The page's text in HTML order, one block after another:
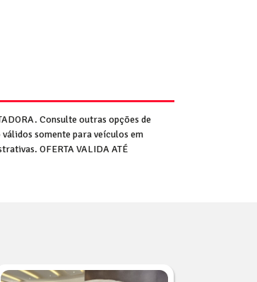
Consulte outras opções de
somente para veículos em
OFERTA VALIDA ATÉ